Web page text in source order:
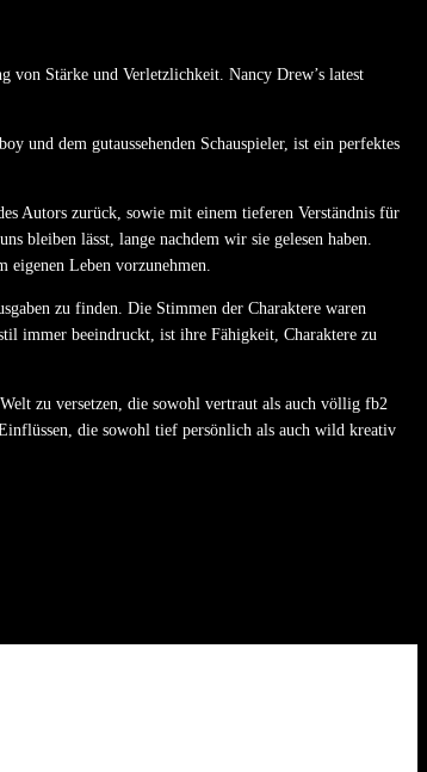
Stärke und Verletzlichkeit. Nancy Drew’s latest
und dem gutaussehenden Schauspieler, ist ein perfektes
Autors zurück, sowie mit einem tieferen Verständnis für
bleiben lässt, lange nachdem wir sie gelesen haben.
Leben vorzunehmen.
zu finden. Die Stimmen der Charaktere waren
immer beeindruckt, ist ihre Fähigkeit, Charaktere zu
zu versetzen, die sowohl vertraut als auch völlig fb2
die sowohl tief persönlich als auch wild kreativ